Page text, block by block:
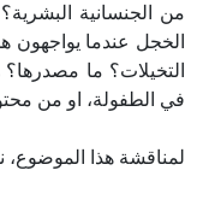
من الجنسانية
الخجل عندما يواجهون
التخيلات؟ ما
في الطفولة، او من
لمناقشة هذا